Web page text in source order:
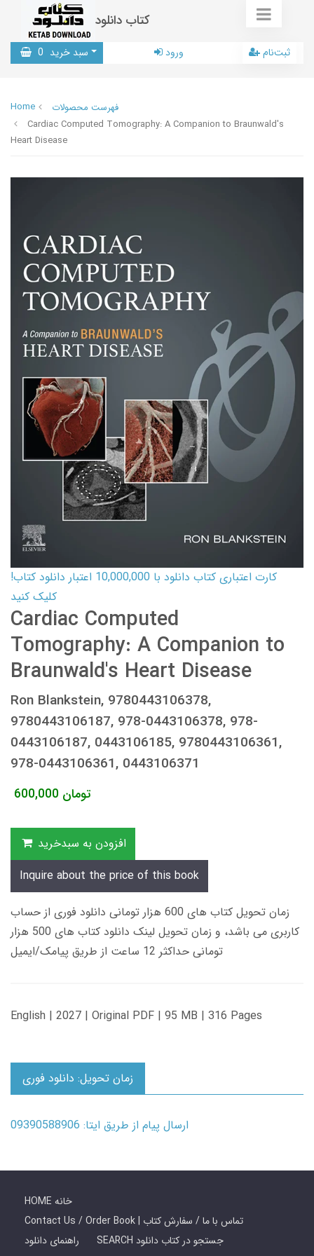
کتاب دانلود
سبد خرید 0 ورود ثبت‌نام
Home
فهرست محصولات
Cardiac Computed Tomography: A Companion to Braunwald's
Heart Disease
کارت اعتباری کتاب دانلود با 10,000,000 اعتبار دانلود کتاب!
کلیک کنید
Cardiac Computed
Tomography: A Companion to
Braunwald's Heart Disease
Ron Blankstein, 9780443106378,
9780443106187, 978-0443106378, 978-
0443106187, 0443106185, 9780443106361,
978-0443106361, 0443106371
600,000 تومان
افزودن به سبدخرید
Inquire about the price of this book
زمان تحویل کتاب های 600 هزار تومانی دانلود فوری از حساب
کاربری می باشد، و زمان تحویل لینک دانلود کتاب های 500 هزار
تومانی حداکثر 12 ساعت از طریق پیامک/ایمیل
English | 2027 | Original PDF | 95 MB | 316 Pages
زمان تحویل: دانلود فوری
ارسال پیام از طریق ایتا: 09390588906
HOME خانه
Contact Us / Order Book | تماس با ما / سفارش کتاب
راهنمای دانلود
SEARCH جستجو در کتاب دانلود